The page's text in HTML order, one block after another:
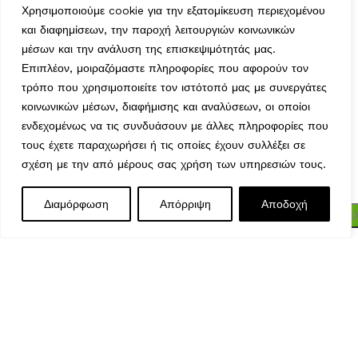
Χρησιμοποιούμε cookie για την εξατομίκευση περιεχομένου
και διαφημίσεων, την παροχή λειτουργιών κοινωνικών
μέσων και την ανάλυση της επισκεψιμότητάς μας.
Επιπλέον, μοιραζόμαστε πληροφορίες που αφορούν τον
τρόπο που χρησιμοποιείτε τον ιστότοπό μας με συνεργάτες
κοινωνικών μέσων, διαφήμισης και αναλύσεων, οι οποίοι
ενδεχομένως να τις συνδυάσουν με άλλες πληροφορίες που
τους έχετε παραχωρήσει ή τις οποίες έχουν συλλέξει σε
σχέση με την από μέρους σας χρήση των υπηρεσιών τους.
Διαμόρφωση Απόρριψη Αποδοχή
Τα Αγαπημένα μου
Χρήσιμα
Τρόποι Αποστολής
Μέθοδοι Πληρωμής
Πολιτική Επιστροφών
Ασφάλεια Συναλλαγών
Όροι & Προϋποθέσεις
Αναζήτηση Αποστολής
Ωράριο Λειτουργίας
Δευτέρα : 9:00-14:30
Τρίτη : 9:00-14:30, 18:00-21:00
Μπλέ Στοιβαζόμενη
Ξαπλώστρα Παραλίας 5
Θέσεων 195 x 60 x
99,90
Προσθήκη στο